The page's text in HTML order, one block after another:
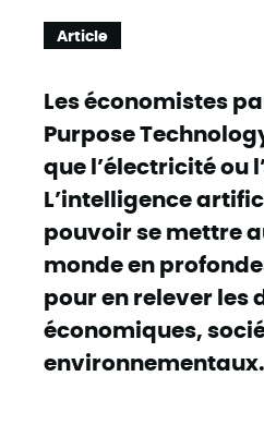
Article
Les économistes
Purpose
que l’électricité ou
L’intelligence
pouvoir se mettre
monde en
pour en relever les
économiques,
environnementaux.